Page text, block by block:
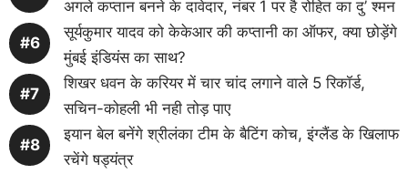
अगले कप्तान बनने के दावेदार, नंबर 1 पर है रोहित का दु’ श्मन
सूर्यकुमार यादव को केकेआर की कप्तानी का ऑफर, क्या छोड़ेंगे
मुंबई इंडियंस का साथ?
शिखर धवन के करियर में चार चांद लगाने वाले 5 रिकॉर्ड,
सचिन-कोहली भी नही तोड़ पाए
इयान बेल बनेंगे श्रीलंका टीम के बैटिंग कोच, इंग्लैंड के खिलाफ
रचेंगे षड्यंत्र